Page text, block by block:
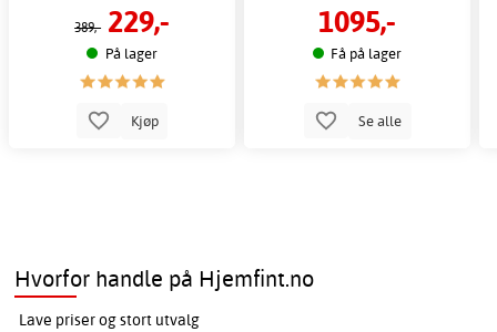
389,- 229,-
På lager
Kjøp
1095,-
Få på lager
Se alle
Hvorfor handle på Hjemfint.no
Lave priser og stort utvalg